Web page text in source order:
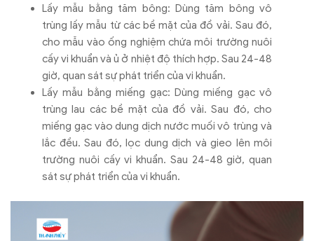
Lấy mẫu bằng tăm bông: Dùng tăm bông vô
trùng lấy mẫu từ các bề mặt của đồ vải. Sau đó,
cho mẫu vào ống nghiệm chứa môi trường nuôi
cấy vi khuẩn và ủ ở nhiệt độ thích hợp. Sau 24-48
giờ, quan sát sự phát triển của vi khuẩn.
Lấy mẫu bằng miếng gạc: Dùng miếng gạc vô
trùng lau các bề mặt của đồ vải. Sau đó, cho
miếng gạc vào dung dịch nước muối vô trùng và
lắc đều. Sau đó, lọc dung dịch và gieo lên môi
trường nuôi cấy vi khuẩn. Sau 24-48 giờ, quan
sát sự phát triển của vi khuẩn.